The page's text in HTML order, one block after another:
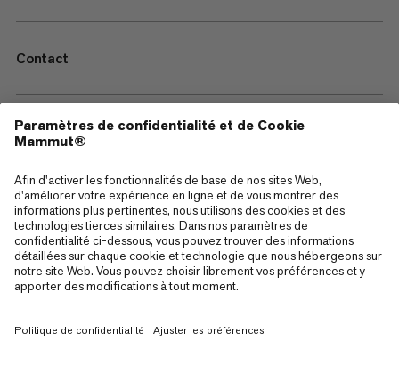
Contact
—
Sitemap
Cookies
Mentions Légales